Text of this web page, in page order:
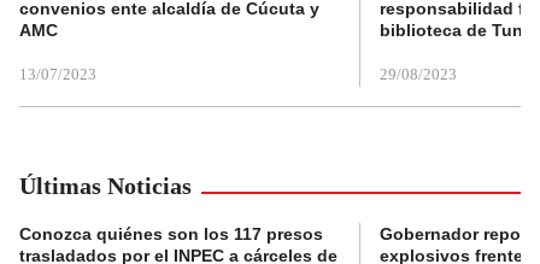
convenios ente alcaldía de Cúcuta y
AMC
13/07/2023
responsabilidad
biblioteca de
29/08/2023
Últimas Noticias
Conozca quiénes son los 117 presos
trasladados por el INPEC a cárceles de
Gobernador
explosivos frente a